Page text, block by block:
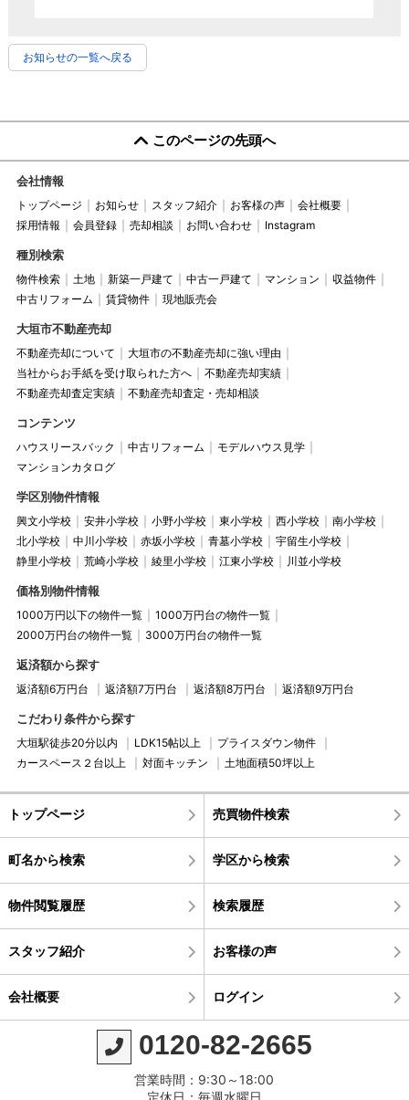
お知らせの一覧へ戻る
このページの先頭へ
会社情報
トップページ お知らせ スタッフ紹介 お客様の声
会社概要
採用情報
会員登録 売却相談 お問い合わせ Instagram
種別検索
物件検索 土地 新築一戸建て 中古一戸建て マンション
収益物件
中古リフォーム
賃貸物件 現地販売会
大垣市不動産売却
不動産売却について
大垣市の不動産売却に強い理由
当社からお手紙を受け取られた方へ
不動産売却実績
不動産売却査定実績
不動産売却査定・売却相談
コンテンツ
ハウスリースバック 中古リフォーム
モデルハウス見学
マンションカタログ
学区別物件情報
興文小学校 安井小学校 小野小学校 東小学校 西小学校
南小学校
北小学校
中川小学校 赤坂小学校 青墓小学校
宇留生小学校
静里小学校
荒崎小学校 綾里小学校 江東小学校 川並小学校
価格別物件情報
1000万円以下の物件一覧
1000万円台の物件一覧
2000万円台の物件一覧
3000万円台の物件一覧
返済額から探す
返済額6万円台 返済額7万円台 返済額8万円台 返済額9万円台
こだわり条件から探す
大垣駅徒歩20分以内 LDK15帖以上
プライスダウン物件
カースペース２台以上
対面キッチン 土地面積50坪以上
トップページ 売買物件検索
町名から検索 学区から検索
物件閲覧履歴 検索履歴
スタッフ紹介 お客様の声
会社概要 ログイン
0120-82-2665
営業時間：9:30～18:00
定休日：毎週水曜日